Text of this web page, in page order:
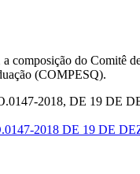
composição do Comitê
(COMPESQ).
2018, DE 19 DE
2018 DE 19 DE